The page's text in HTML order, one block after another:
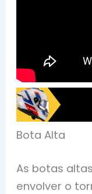
Bota Alta
As botas
envolver o